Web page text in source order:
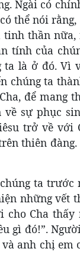
Ngài có
thể nói
tinh thần
tính của
là ở đó. Vì
ta
để mang
về sự phục
trở về với
thiên đàng.
ta trước
những vết
cho Cha
gì đó!”.
anh chị em